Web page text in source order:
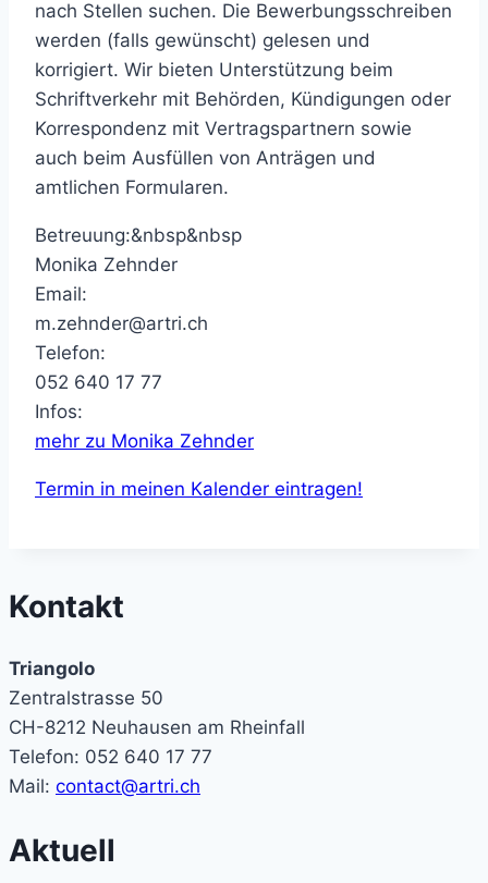
nach Stellen suchen. Die Bewerbungsschreiben
werden (falls gewünscht) gelesen und
korrigiert. Wir bieten Unterstützung beim
Schriftverkehr mit Behörden, Kündigungen oder
Korrespondenz mit Vertragspartnern sowie
auch beim Ausfüllen von Anträgen und
amtlichen Formularen.
Betreuung:&nbsp&nbsp
Monika Zehnder
Email:
m.zehnder@artri.ch
Telefon:
052 640 17 77
Infos:
mehr zu Monika Zehnder
Termin in meinen Kalender eintragen!
Kontakt
Triangolo
Zentralstrasse 50
CH-8212 Neuhausen am Rheinfall
Telefon: 052 640 17 77
Mail: contact@artri.ch
Aktuell